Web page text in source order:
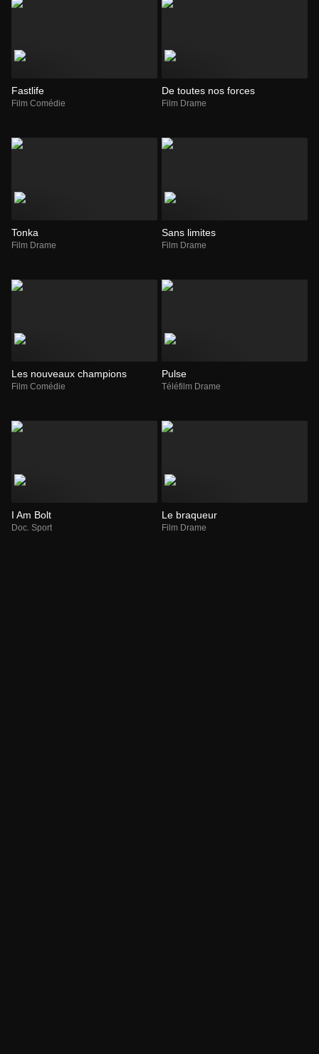
Fastlife
Film Comédie
De toutes nos forces
Film Drame
Tonka
Film Drame
Sans limites
Film Drame
Les nouveaux champions
Film Comédie
Pulse
Téléfilm Drame
I Am Bolt
Doc. Sport
Le braqueur
Film Drame